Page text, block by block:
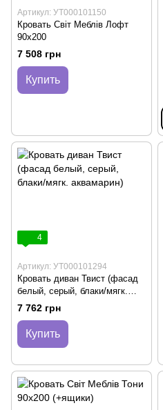
Артикул: УТ000101150
Кровать Світ Меблів Лофт
90х200
7 508 грн
Купить
4
Артикул: УТ000101294
Кровать диван Твист (фасад
белый, серый, блаки/мягк.
аквамарин)
7 762 грн
Купить